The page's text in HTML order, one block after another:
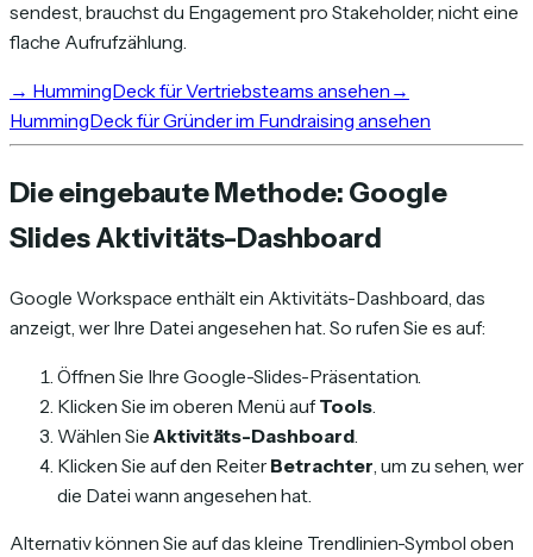
sendest, brauchst du Engagement pro Stakeholder, nicht eine
flache Aufrufzählung.
→ HummingDeck für Vertriebsteams ansehen →
HummingDeck für Gründer im Fundraising ansehen
Die eingebaute Methode: Google
Slides Aktivitäts-Dashboard
Google Workspace enthält ein Aktivitäts-Dashboard, das
anzeigt, wer Ihre Datei angesehen hat. So rufen Sie es auf:
Öffnen Sie Ihre Google-Slides-Präsentation.
Klicken Sie im oberen Menü aufTools
Wählen Sie Aktivitäts-Dashboard
Klicken Sie auf den Reiter Betrachter , um zu sehen, wer
die Datei wann angesehen hat.
Alternativ können Sie auf das kleine Trendlinien-Symbol oben